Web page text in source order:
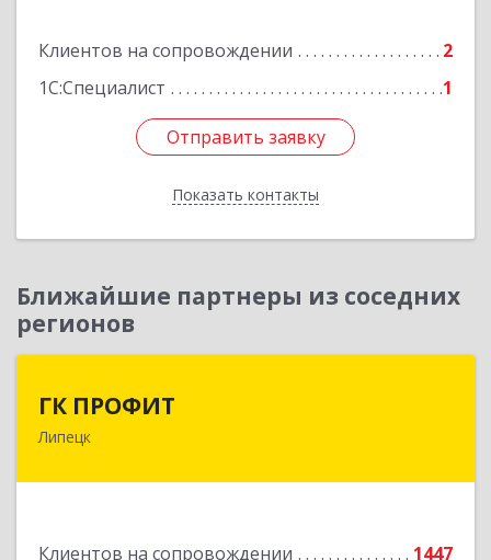
Клиентов на сопровождении
2
1С:Специалист
1
Отправить заявку
Показать контакты
Отправить заявку
Назад
Ближайшие партнеры из соседних
регионов
ГК ПРОФИТ
Липецк
Клиентов на сопровождении
1447
398001, Липецкая обл, Липецк г, Советская ул,